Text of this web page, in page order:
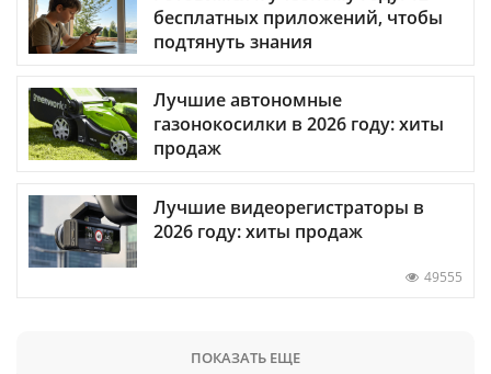
бесплатных приложений, чтобы
подтянуть знания
Лучшие автономные
газонокосилки в 2026 году: хиты
продаж
Лучшие видеорегистраторы в
2026 году: хиты продаж
49555
ПОКАЗАТЬ ЕЩЕ